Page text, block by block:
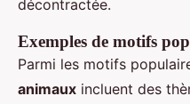
décontractée.
Exemples de motifs
Parmi les motifs
animaux incluent des